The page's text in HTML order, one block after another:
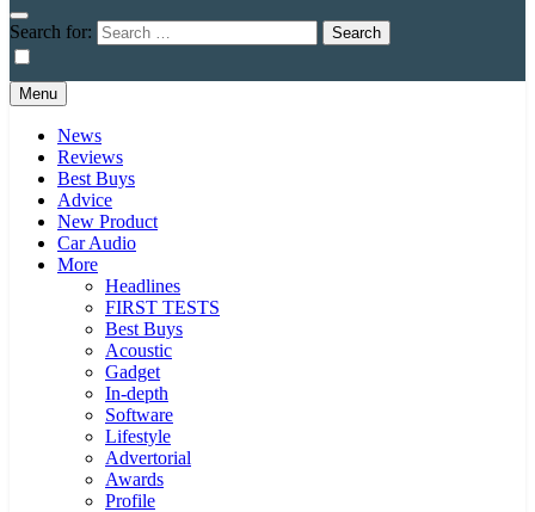
Search for:
Menu
News
Reviews
Best Buys
Advice
New Product
Car Audio
More
Headlines
FIRST TESTS
Best Buys
Acoustic
Gadget
In-depth
Software
Lifestyle
Advertorial
Awards
Profile